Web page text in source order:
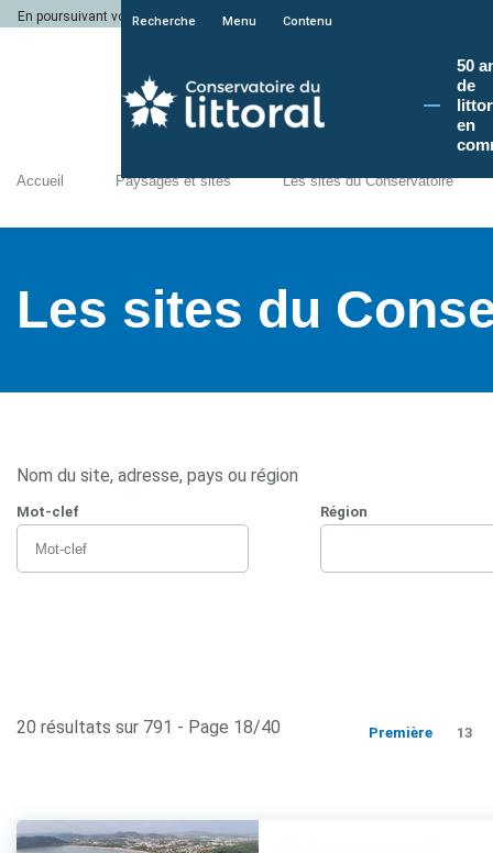
En poursuivant votre navigation sur le site du Conservatoire du littoral, vous
Recherche Menu Contenu
50
de
en
Accueil Paysages et sites Les sites du Conservatoire
Les sites du
Nom du site, adresse, pays ou région
Mot-clef Région
20 résultats sur 791 - Page 18/40 Première 13